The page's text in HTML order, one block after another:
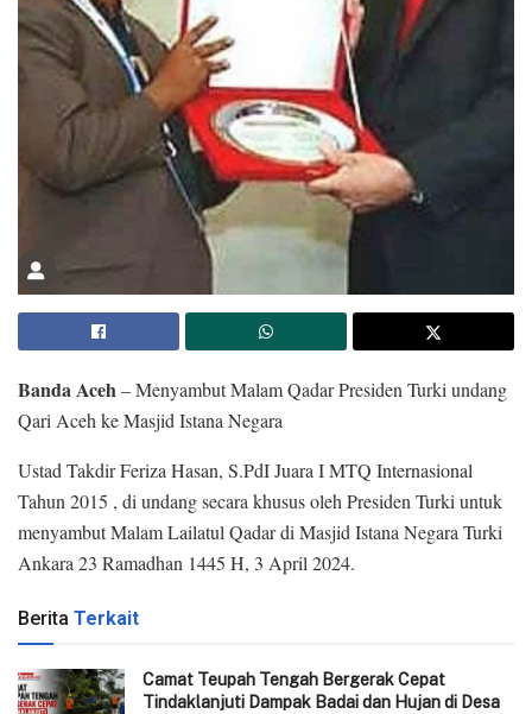
Banda Aceh– Menyambut Malam Qadar Presiden Turki undang
Qari Aceh ke Masjid Istana Negara
Ustad Takdir Feriza Hasan, S.PdI Juara I MTQ Internasional
Tahun 2015 , di undang secara khusus oleh Presiden Turki untuk
menyambut Malam Lailatul Qadar di Masjid Istana Negara Turki
Ankara 23 Ramadhan 1445 H, 3 April 2024.
Berita Terkait
Camat Teupah Tengah Bergerak Cepat
Tindaklanjuti Dampak Badai dan Hujan di Desa